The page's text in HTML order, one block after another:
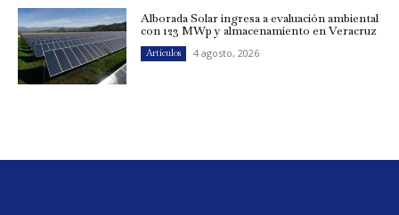
Alborada Solar ingresa a evaluación ambiental
con 123 MWp y almacenamiento en Veracruz
Artículos 4 agosto, 2026